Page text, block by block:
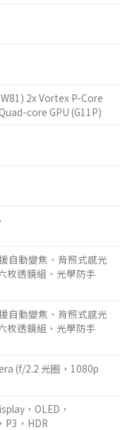
2x Vortex P-Core
core GPU (G11P)
自動變焦、背照式感光
枚透鏡組、光學防手
自動變焦、背照式感光
枚透鏡組、光學防手
(f/2.2 光圈，1080p
，OLED，
，HDR